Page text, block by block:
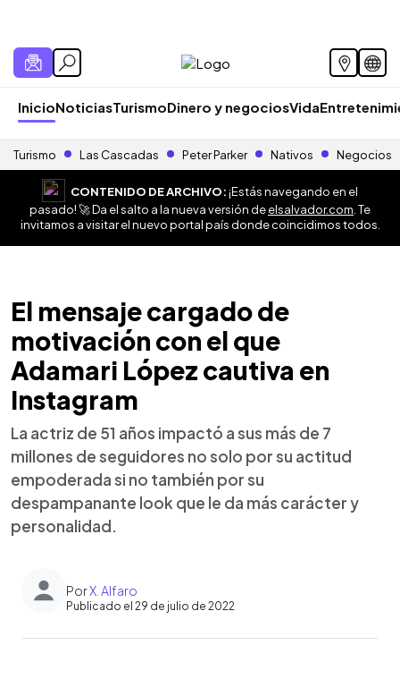
InicioNoticiasTurismoDinero y negociosVida
Turismo Las Cascadas Peter Parker Nativos Negocios
CONTENIDO DE ARCHIVO:¡Estás navegando en el
pasado! 🚀 Da el salto a la nueva versión deelsalvador.com . Te
invitamos a visitar el nuevo portal país donde coincidimos todos.
El mensaje cargado de
motivación con el que
Adamari López cautiva en
Instagram
La actriz de 51 años impactó a sus más de 7
millones de seguidores no solo por su actitud
empoderada si no también por su
despampanante look que le da más carácter y
personalidad.
PorX. Alfaro
Publicado el 29 de julio de 2022